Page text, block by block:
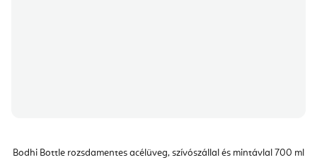
Bodhi Bottle rozsdamentes acélüveg, szívószállal és mintávlal 700 ml